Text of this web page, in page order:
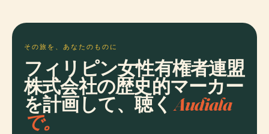
その旅を、あなたのものに
フィリピン女性有権者連盟
株式会社の歴史的マーカー
を計画して、聴くAudiala
で。